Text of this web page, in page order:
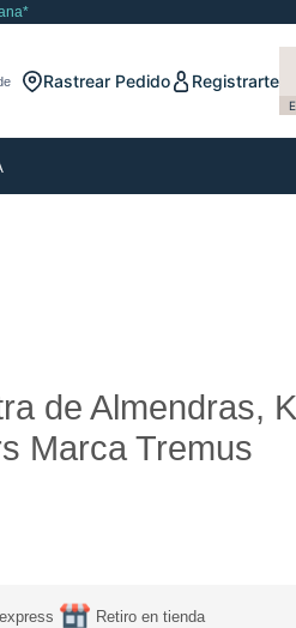
Rastrear Pedido Registrarte
de Almendras,
Marca Tremus
Retiro en tienda